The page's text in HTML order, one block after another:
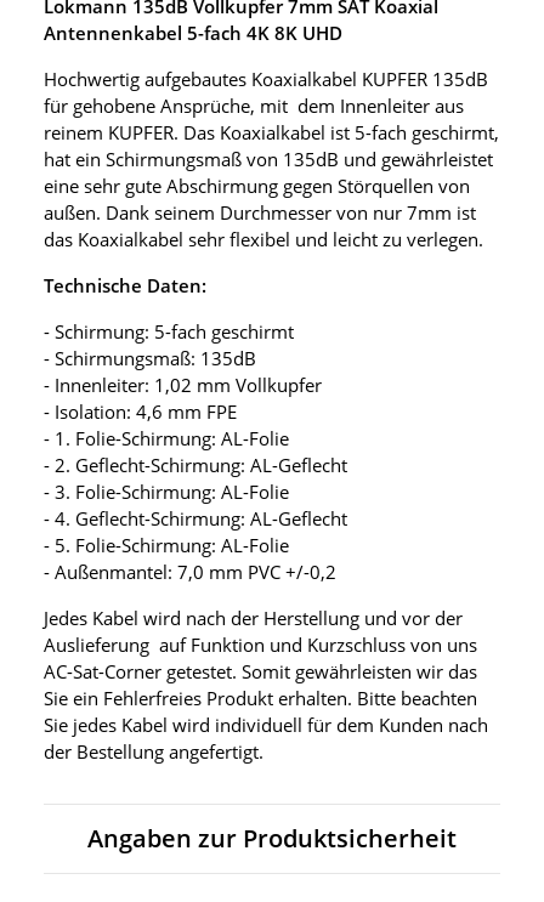
Lokmann 135dB Vollkupfer 7mm SAT Koaxial
Antennenkabel 5-fach 4K 8K UHD
Hochwertig aufgebautes Koaxialkabel KUPFER 135dB
für gehobene Ansprüche, mit dem Innenleiter aus
reinem KUPFER. Das Koaxialkabel ist 5-fach geschirmt,
hat ein Schirmungsmaß von 135dB und gewährleistet
eine sehr gute Abschirmung gegen Störquellen von
außen. Dank seinem Durchmesser von nur 7mm ist
das Koaxialkabel sehr flexibel und leicht zu verlegen.
Technische Daten:
- Schirmung: 5-fach geschirmt
- Schirmungsmaß: 135dB
- Innenleiter: 1,02 mm Vollkupfer
- Isolation: 4,6 mm FPE
- 1. Folie-Schirmung: AL-Folie
- 2. Geflecht-Schirmung: AL-Geflecht
- 3. Folie-Schirmung: AL-Folie
- 4. Geflecht-Schirmung: AL-Geflecht
- 5. Folie-Schirmung: AL-Folie
- Außenmantel: 7,0 mm PVC +/-0,2
Jedes Kabel wird nach der Herstellung und vor der
Auslieferung auf Funktion und Kurzschluss von uns
AC-Sat-Corner getestet. Somit gewährleisten wir das
Sie ein Fehlerfreies Produkt erhalten. Bitte beachten
Sie jedes Kabel wird individuell für dem Kunden nach
der Bestellung angefertigt.
Angaben zur Produktsicherheit